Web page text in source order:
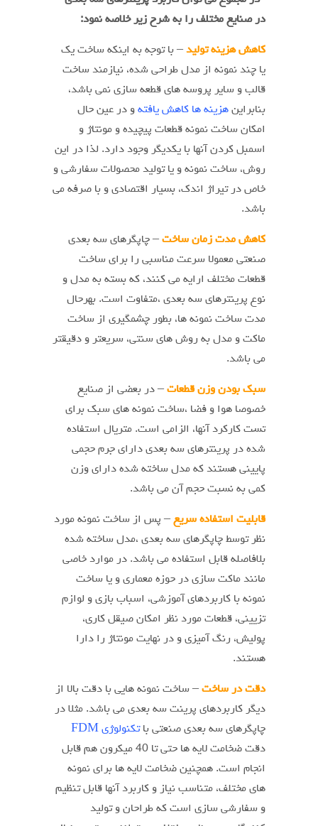
در صنایع مختلف را به شرح زیر خلاصه نمود:
کاهش هزینه تولید – با توجه به اینکه ساخت یک
یا چند نمونه از مدل طراحی شده، نیازمند ساخت
قالب و سایر پروسه های قطعه سازی نمی باشد،
بنابراین هزینه ها کاهش یافته و در عین حال
امکان ساخت نمونه قطعات پیچیده و مونتاژ و
اسمبل کردن آنها با یکدیگر وجود دارد. لذا در این
روش، ساخت نمونه و یا تولید محصولات سفارشی و
خاص در تیراژ اندک، بسیار اقتصادی و با صرفه می
باشد.
کاهش مدت زمان ساخت – چاپگرهای سه بعدی
صنعتی معمولا سرعت مناسبی را برای ساخت
قطعات مختلف ارایه می کنند، که بسته به مدل و
نوع پرینترهای سه بعدی ،متفاوت است. بهرحال
مدت ساخت نمونه ها، بطور چشمگیری از ساخت
ماکت و مدل به روش های سنتی، سریعتر و دقیقتر
می باشد.
سبک بودن وزن قطعات – در بعضی از صنایع
خصوصا هوا و فضا ،ساخت نمونه های سبک برای
تست کارکرد آنها، الزامی است. متریال استفاده
شده در پرینترهای سه بعدی دارای جرم حجمی
پایینی هستند که مدل ساخته شده دارای وزن
کمی به نسبت حجم آن می باشد.
قابلیت استفاده سریع – پس از ساخت نمونه مورد
نظر توسط چاپگرهای سه بعدی ،مدل ساخته شده
بلافاصله قابل استفاده می باشد. در موارد خاصی
مانند ماکت سازی در حوزه معماری و یا ساخت
نمونه با کاربردهای آموزشی، اسباب بازی و لوازم
تزیینی، قطعات مورد نظر امکان صیقل کاری،
پولیش، رنگ آمیزی و در نهایت مونتاژ را دارا
هستند.
دقت در ساخت – ساخت نمونه هایی با دقت بالا از
دیگر کاربردهای پرینت سه بعدی می باشد. مثلا در
چاپگرهای سه بعدی صنعتی باتکنولوژی FDM
دقت ضخامت لایه ها حتی تا 40 میکرون هم قابل
انجام است. همچنین ضخامت لایه ها برای نمونه
های مختلف، متناسب نیاز و کاربرد آنها قابل تنظیم
و سفارشی سازی است که طراحان و تولید